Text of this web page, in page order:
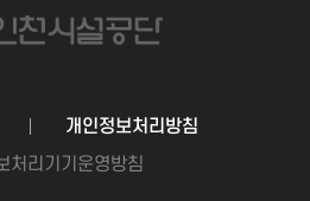
개인정보처리방침
처리기기운영방침